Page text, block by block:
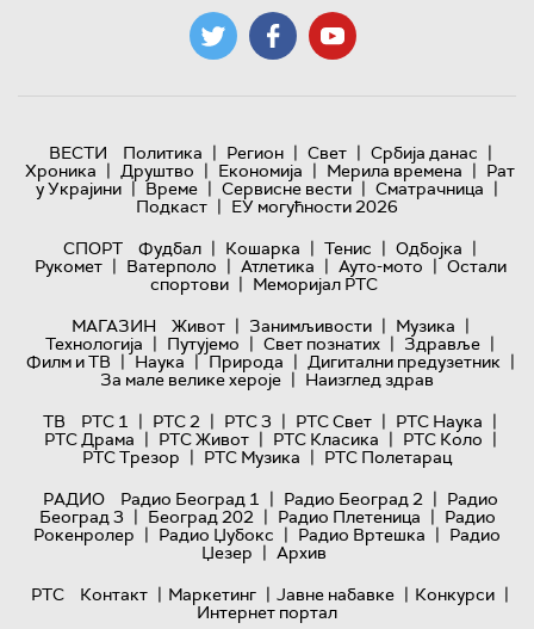
ВЕСТИ Политика | Регион | Свет | Србија данас |
Хроника | Друштво | Економија | Мерила времена | Рат
у Украјини | Време | Сервисне вести | Сматрачница |
Подкаст | ЕУ могућности 2026
СПОРТ
Фудбал | Кошарка | Тенис | Одбојка |
Рукомет | Ватерполо | Атлетика | Ауто-мото | Остали
спортови | Меморијал РТС
МАГАЗИН
Живот | Занимљивости | Музика |
Технологијa | Путујемо | Свет познатих | Здравље |
Филм и ТВ | Наука | Природа | Дигитални предузетник |
За мале велике хероје | Наизглед здрав
ТВ
РТС 1 | РТС 2 | РТС 3 | РТС Свет | РТС Наука |
РТС Драма | РТС Живот | РТС Класика | РТС Коло |
РТС Трезор | РТС Музика | РТС Полетарац
РАДИО
Радио Београд 1 | Радио Београд 2 | Радио
Београд 3 | Београд 202 | Радио Плетеница | Радио
Рокенролер | Радио Џубокс | Радио Вртешка | Радио
Џезер | Архив
РТС
Контакт | Маркетинг | Јавне набавке | Конкурси |
Интернет портал